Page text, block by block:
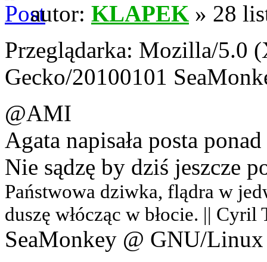
autor: KLAPEK » 28
Przeglądarka: Mozilla/5.0
Gecko/20100101
@AMI
Agata napisała posta
Nie sądzę by dziś jeszcze
Państwowa dziwka, flądra w
duszę włócząc w błocie. ||
SeaMonkey @ GNU/Linux